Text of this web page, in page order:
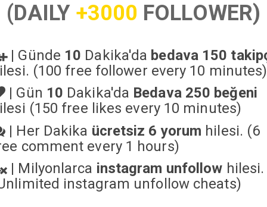
(DAILY +3000 FOLLOWER)
| Günde 10 Dakika'da bedava 150
(100 free follower every 10 minutes)
| Gün 10 Dakika'da Bedava 250 beğeni
(150 free likes every 10 minutes)
| Her Dakika ücretsiz 6 yorum hilesi. (6
comment every 1 hours)
| Milyonlarca instagram unfollow hilesi.
instagram unfollow cheats)